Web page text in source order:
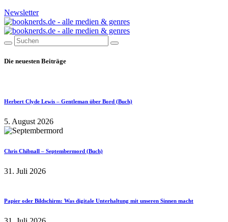
Newsletter
Die neuesten Beiträge
Herbert Clyde Lewis – Gentleman über Bord (Buch)
5. August 2026
Chris Chibnall – Septembermord (Buch)
31. Juli 2026
Papier oder Bildschirm: Was digitale Unterhaltung mit unseren Sinnen macht